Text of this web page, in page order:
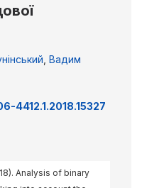
Вадим
4412.1.2018.15327
Analysis of binary